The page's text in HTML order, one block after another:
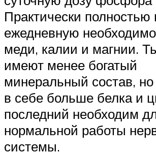
Практически полностью
ежедневную
меди, калии и магнии.
имеют менее богатый
минеральный состав,
в себе больше белка и
последний необходим
нормальной работы
системы.